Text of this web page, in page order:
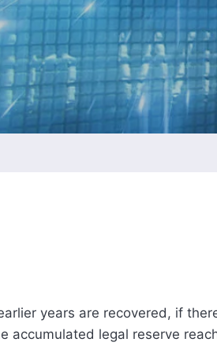
years are recovered, if
accumulated legal reserve